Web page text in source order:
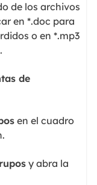
de los archivos
en *.doc para
o en *.mp3
de
en el cuadro
y abra la